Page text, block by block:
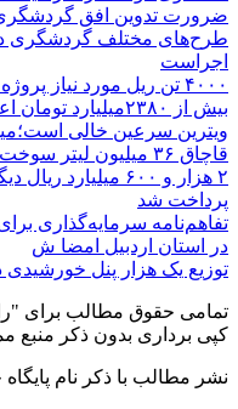
ضرورت تدوین افق
طرح‌های مختلف گردشگری
اجراست
۴۰۰۰ تن ریل مورد نیاز
بیش از ۲۳۸۰میلیارد تومان اعتبار در ۸ ماه گذشته
ویترین سرعین خالی
قاچاق ۳۶ میلیون لیتر سوخت در مشگین‌شهر متوقف شد
۲ هزار و ۶۰۰‌
پرداخت شد
در استان اردبیل امضا ش
توزیع یک هزار پنل خورشیدی
تمامی حقوق مطالب برای
کپی برداری بدون ذکر منبع
نشر مطالب با ذکر نام